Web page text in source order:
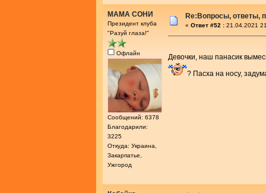
МАМА СОНИ
Президент клуба
"Разуй глаза!"
Офлайн
Сообщений: 6378
Благодарили:
3225
Откуда: Украина,
Закарпатье,
Ужгород
Re:Вопросы, ответы,
« Ответ #52 : 21.04.2021
Девочки, наш панасик
? Пасха на носу,